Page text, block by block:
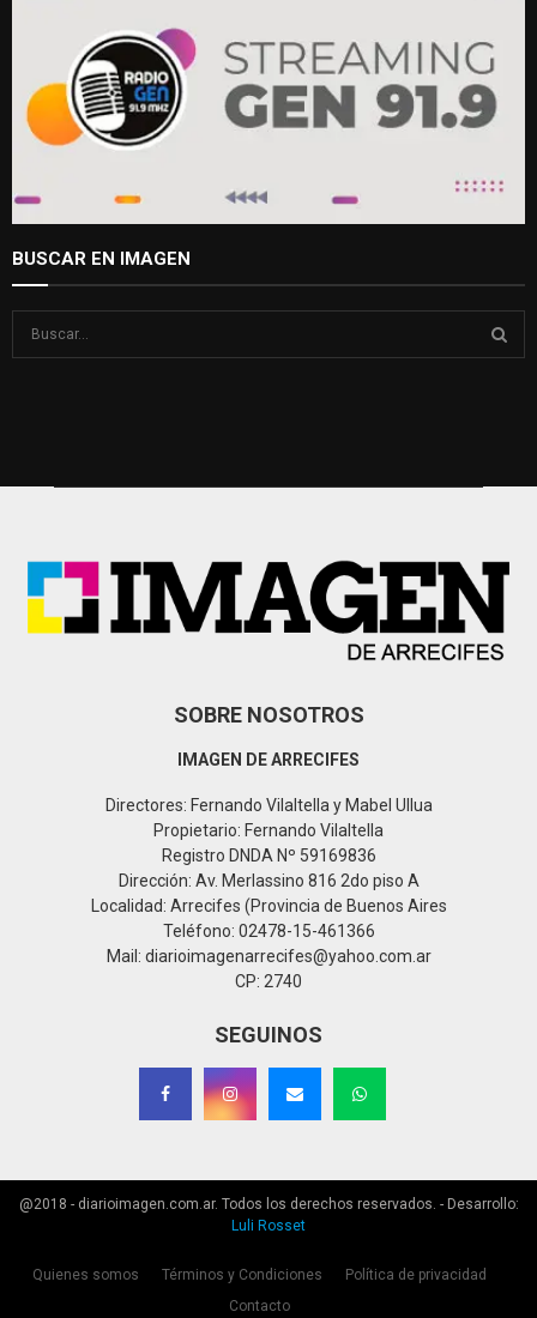
BUSCAR EN IMAGEN
SOBRE NOSOTROS
IMAGEN DE ARRECIFES
Directores: Fernando Vilaltella y Mabel Ullua
Propietario: Fernando Vilaltella
Registro DNDA Nº 59169836
Dirección: Av. Merlassino 816 2do piso A
Localidad: Arrecifes (Provincia de Buenos Aires
Teléfono: 02478-15-461366
Mail: diarioimagenarrecifes@yahoo.com.ar
CP: 2740
SEGUINOS
@2018 - diarioimagen.com.ar. Todos los derechos reservados. - Desarrollo:
Luli Rosset
Quienes somos Términos y Condiciones
Política de privacidad
Contacto